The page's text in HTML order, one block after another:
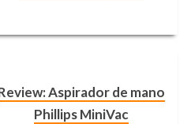
Aspirador de mano
Phillips MiniVac